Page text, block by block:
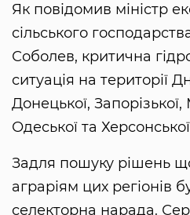
Як повідомив міністр
сільського
Соболев, критична
ситуація на території
Донецької, Запорізької,
Одеської та
Задля пошуку рішень
аграріям цих регіонів
селекторна нарада.